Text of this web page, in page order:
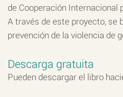
de Cooperación Internacional
A través de este proyecto, se
prevención de la violencia de
Descarga gratuita
Pueden descargar el libro